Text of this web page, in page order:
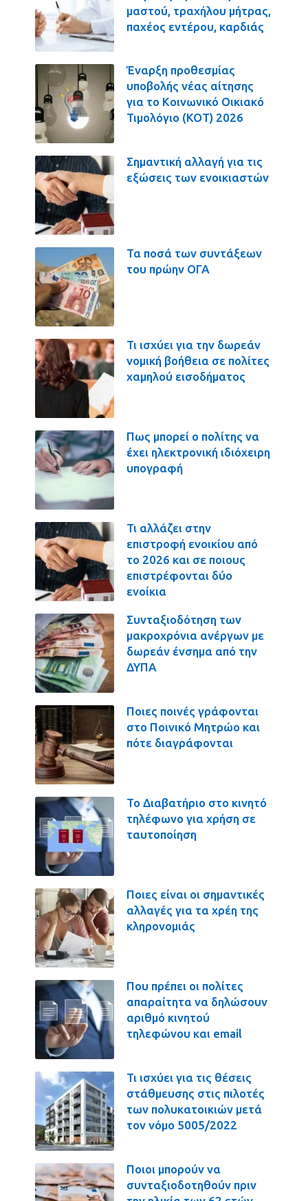
μαστού, τραχήλου μήτρας,
παχέος εντέρου, καρδιάς
Έναρξη προθεσμίας
υποβολής νέας αίτησης
για το Κοινωνικό Οικιακό
Τιμολόγιο (ΚΟΤ) 2026
Σημαντική αλλαγή για τις
εξώσεις των ενοικιαστών
Τα ποσά των συντάξεων
του πρώην ΟΓΑ
Τι ισχύει για την δωρεάν
νομική βοήθεια σε πολίτες
χαμηλού εισοδήματος
Πως μπορεί ο πολίτης να
έχει ηλεκτρονική ιδιόχειρη
υπογραφή
Τι αλλάζει στην
επιστροφή ενοικίου από
το 2026 και σε ποιους
επιστρέφονται δύο
ενοίκια
Συνταξιοδότηση των
μακροχρόνια ανέργων με
δωρεάν ένσημα από την
ΔΥΠΑ
Ποιες ποινές γράφονται
στο Ποινικό Μητρώο και
πότε διαγράφονται
Το Διαβατήριο στο κινητό
τηλέφωνο για χρήση σε
ταυτοποίηση
Ποιες είναι οι σημαντικές
αλλαγές για τα χρέη της
κληρονομιάς
Που πρέπει οι πολίτες
απαραίτητα να δηλώσουν
αριθμό κινητού
τηλεφώνου και email
Τι ισχύει για τις θέσεις
στάθμευσης στις πιλοτές
των πολυκατοικιών μετά
τον νόμο 5005/2022
Ποιοι μπορούν να
συνταξιοδοτηθούν πριν